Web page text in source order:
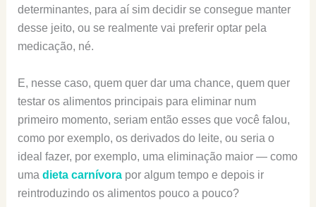
determinantes, para aí sim decidir se consegue manter
desse jeito, ou se realmente vai preferir optar pela
medicação, né.
E, nesse caso, quem quer dar uma chance, quem quer
testar os alimentos principais para eliminar num
primeiro momento, seriam então esses que você falou,
como por exemplo, os derivados do leite, ou seria o
ideal fazer, por exemplo, uma eliminação maior — como
uma dieta carnívorapor algum tempo e depois ir
reintroduzindo os alimentos pouco a pouco?